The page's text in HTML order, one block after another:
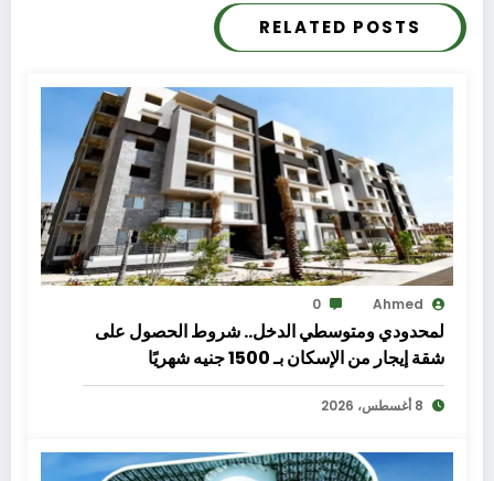
RELATED POSTS
Ahmed
0
لمحدودي ومتوسطي الدخل.. شروط الحصول على
شقة إيجار من الإسكان بـ 1500 جنيه شهريًا
8 أغسطس، 2026